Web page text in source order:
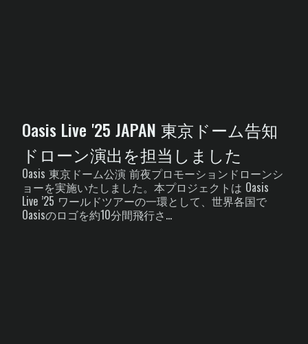
Oasis Live '25 JAPAN 東京ドーム告知
ドローン演出を担当しました
Oasis 東京ドーム公演 前夜プロモーションドローンシ
ョーを実施いたしました。本プロジェクトは Oasis
Live ’25 ワールドツアーの一環として、世界各国で
Oasisのロゴを約10分間飛行さ...